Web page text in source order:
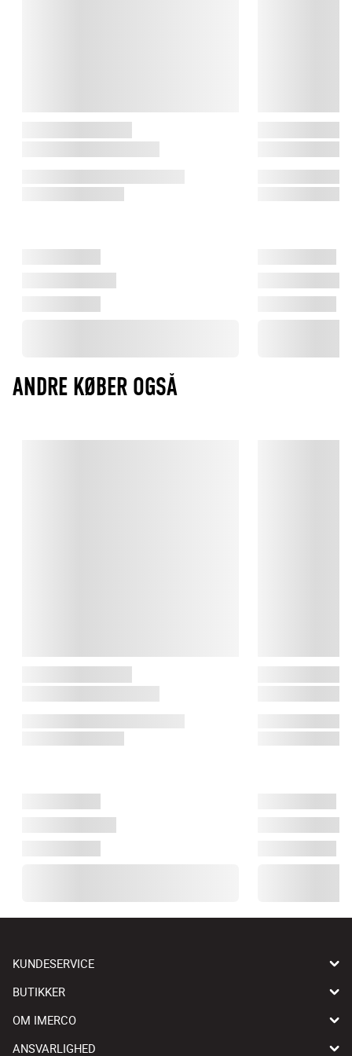
ANDRE KØBER OGSÅ
KUNDESERVICE
BUTIKKER
OM IMERCO
ANSVARLIGHED